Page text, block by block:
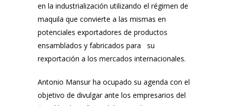
en la industrialización utilizando el régimen de
maquila que convierte a las mismas en
potenciales exportadores de productos
ensamblados y fabricados para su
rexportación a los mercados internacionales.
Antonio Mansur ha ocupado su agenda con el
objetivo de divulgar ante los empresarios del